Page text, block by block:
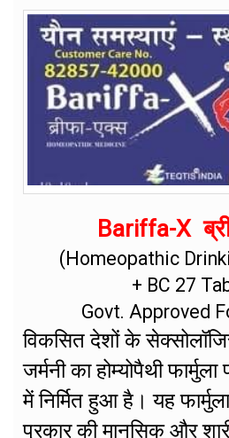
Bariffa-X
(Homeopathic
+ BC 27
Govt. Approved
विकसित देशों के
जर्मनी का होम्योपैथी
में निर्मित हुआ है। यह
प्रकार की मानसिक और